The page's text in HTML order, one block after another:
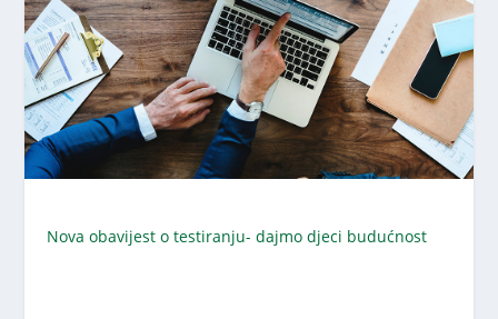
Nova obavijest o testiranju- dajmo djeci budućnost